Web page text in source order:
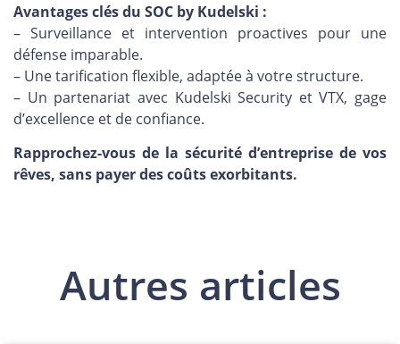
Avantages clés du SOC by Kudelski :
– Surveillance et intervention proactives pour une
défense imparable.
– Une tarification flexible, adaptée à votre structure.
– Un partenariat avec Kudelski Security et VTX, gage
d’excellence et de confiance.
Rapprochez-vous de la sécurité d’entreprise de vos
rêves, sans payer des coûts exorbitants.
Autres articles